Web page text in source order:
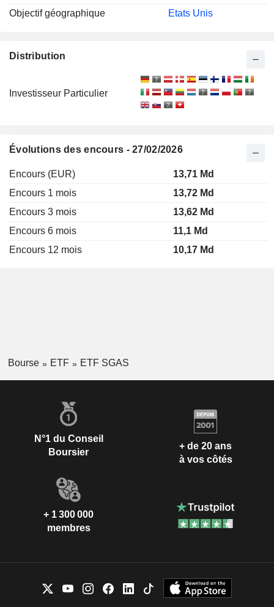
Objectif géographique
Etats Unis
Distribution
Investisseur Particulier
Évolutions des encours - 27/02/2026
Encours (EUR)
13,71 Md
Encours 1 mois
13,72 Md
Encours 3 mois
13,62 Md
Encours 6 mois
11,1 Md
Encours 12 mois
10,17 Md
Bourse ETF ETF SGAS
N°1 du Conseil
Boursier
+ de 20 ans
à vos côtés
+ 1 300 000
membres